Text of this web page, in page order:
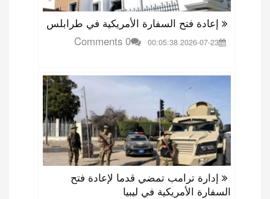
إعادة فتح السفارة الأمريكية في طرابلس
2026-07-23 00:05:38
0 Comments
إدارة ترامب تمضي قدما لإعادة فتح
السفارة الأمريكية في ليبيا